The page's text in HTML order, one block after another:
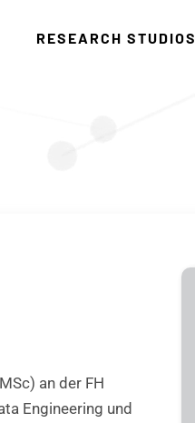
RESEARCH STUDIOS
an der FH
Engineering und